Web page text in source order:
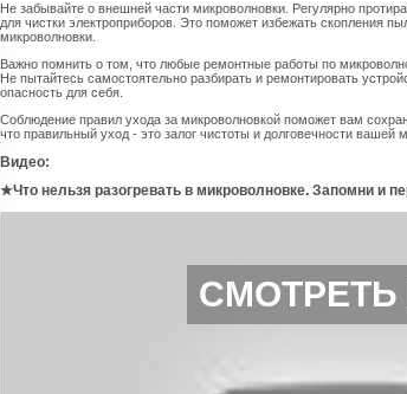
Не забывайте о внешней части микроволновки. Регулярно
для чистки электроприборов. Это поможет избежать скопления
микроволновки.
Важно помнить о том, что любые ремонтные работы по
Не пытайтесь самостоятельно разбирать и ремонтировать
опасность для себя.
Соблюдение правил ухода за микроволновкой поможет вам
что правильный уход - это залог чистоты и долговечности вашей
Видео:
★Что нельзя разогревать в микроволновке. Запомни и